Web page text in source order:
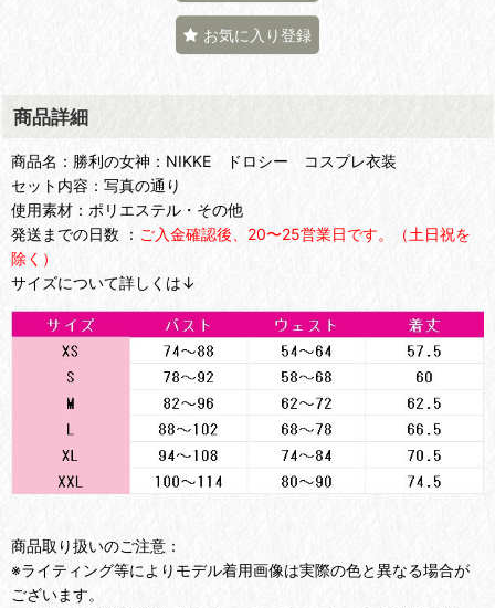
お気に入り登録
商品詳細
商品名：勝利の女神：NIKKE ドロシー コスプレ衣装
セット内容：写真の通り
使用素材：ポリエステル・その他
発送までの日数 ： ご入金確認後、20〜25営業日です。（土日祝を
除く）
サイズについて詳しくは↓
商品取り扱いのご注意：
※ライティング等によりモデル着用画像は実際の色と異なる場合が
ございます。